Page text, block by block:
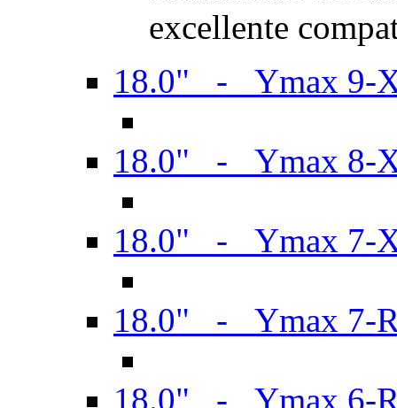
excellente
18.0" - Ymax 9-
18.0" - Ymax 8-
18.0" - Ymax 7-
18.0" - Ymax 7-
18.0" - Ymax 6-